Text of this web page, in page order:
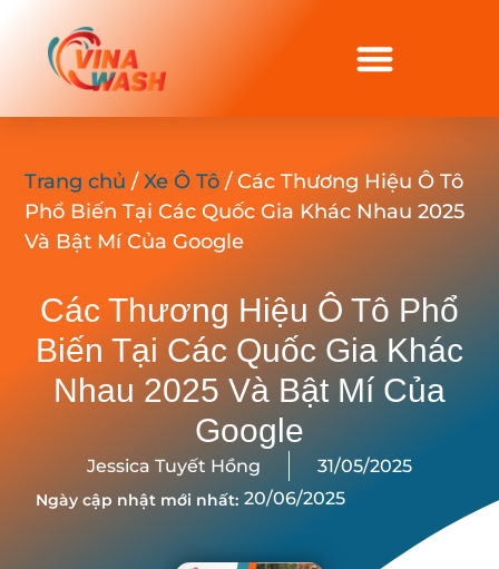
Trang chủ /Xe Ô Tô / Các Thương Hiệu Ô Tô
Phổ Biến Tại Các Quốc Gia Khác Nhau 2025
Và Bật Mí Của Google
Các Thương Hiệu Ô Tô Phổ
Biến Tại Các Quốc Gia Khác
Nhau 2025 Và Bật Mí Của
Google
Jessica Tuyết Hồng 31/05/2025
Ngày cập nhật mới nhất: 20/06/2025